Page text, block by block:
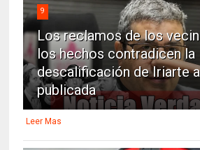
9
Los reclamos de los
los hechos contradicen la
descalificación de Iriarte
publicada
Leer Mas